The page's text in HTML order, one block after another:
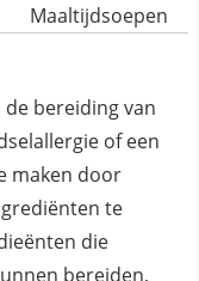
Maaltijdsoepen
bereiding van
of een
maken door
te
die
bereiden,